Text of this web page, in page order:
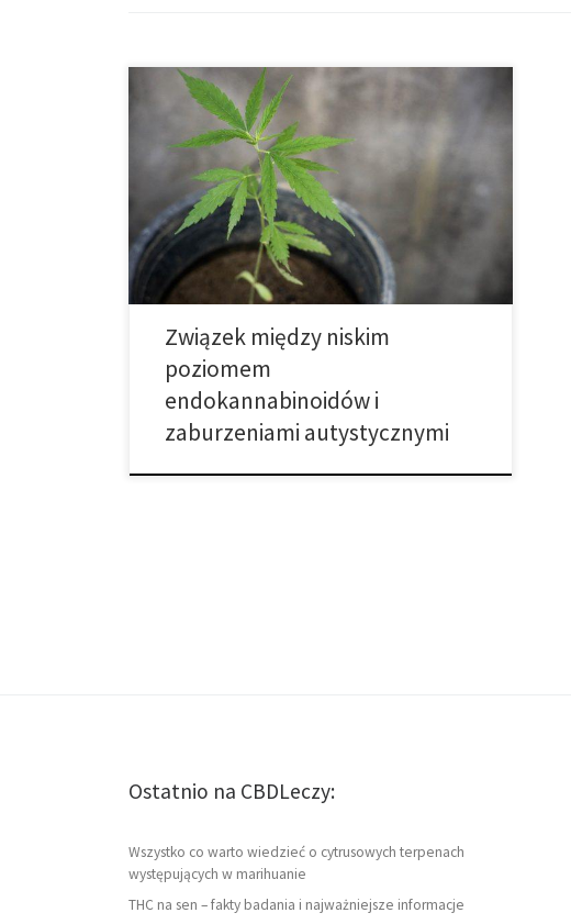
Naukowcy mówią, że istnieje związek między niskim
poziomem endokannabinoidów i zaburzeniami
autystycznymi. Zaburzenia ze spektrum autyzmu,
które można zdiagnozować u dzieci w wieku 18
miesięcy, mogą wpływać na ludzi na wiele sposobów,
m.in. powodować: wrażliwość na hałas, zaburzenia
żołądkowo jelitowe, drgawki, zaburzenia snu, stany
lękowe, depresję oraz problemy z koncentracją. […]
Związek między niskim
poziomem
endokannabinoidów i
zaburzeniami autystycznymi
Ostatnio na CBDLeczy:
Wszystko co warto wiedzieć o cytrusowych terpenach
występujących w marihuanie
THC na sen – fakty badania i najważniejsze informacje